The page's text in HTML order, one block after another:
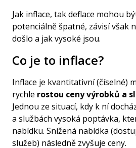
Jak inflace, tak deflace mohou
potenciálně špatné, závisí však
došlo a jak vysoké jsou.
Co je to inflace?
Inflace je kvantitativní (číselné)
rychle rostou ceny výrobků a
Jednou ze situací, kdy k ní
a službách vysoká poptávka,
nabídku. Snížená nabídka
služeb) následně zvyšuje ceny.